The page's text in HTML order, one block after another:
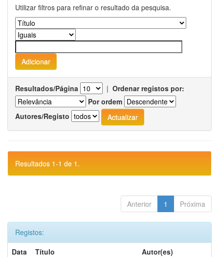
Utilizar filtros para refinar o resultado da pesquisa.
Resultados/Página | Ordenar registos por:
Por ordem
Autores/Registo
Resultados 1-1 de 1.
Anterior 1 Próxima
Registos:
Data
Título
Autor(es)